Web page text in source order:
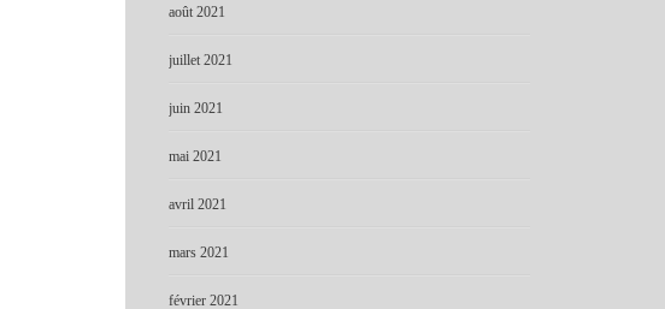
août 2021
juillet 2021
juin 2021
mai 2021
avril 2021
mars 2021
février 2021